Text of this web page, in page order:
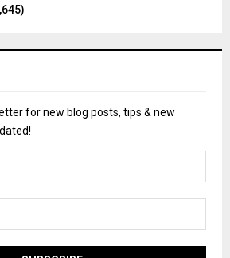
for new blog posts, tips & new